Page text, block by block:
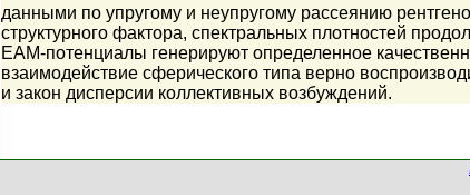
данными по упругому и неупругому рассеянию
структурного фактора, спектральных плотностей
ЕАМ-потенциалы генерируют определенное
взаимодействие сферического типа верно
и закон дисперсии коллективных возбуждений.